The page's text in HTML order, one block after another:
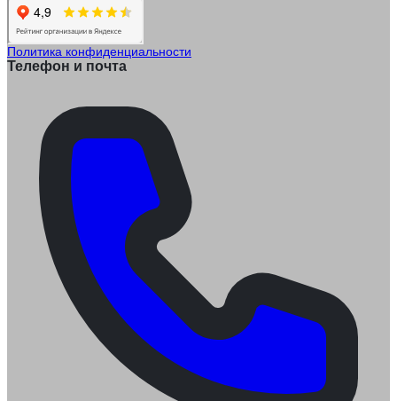
Политика конфиденциальности
Телефон и почта